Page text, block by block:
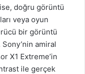
doğru görüntü
veya oyun
bir görüntü
amiral
X1 Extreme’in
ile gerçek